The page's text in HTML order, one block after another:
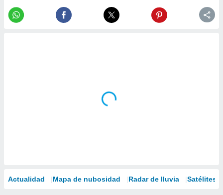
Actualidad Mapa de nubosidad Radar de lluvia Satélites